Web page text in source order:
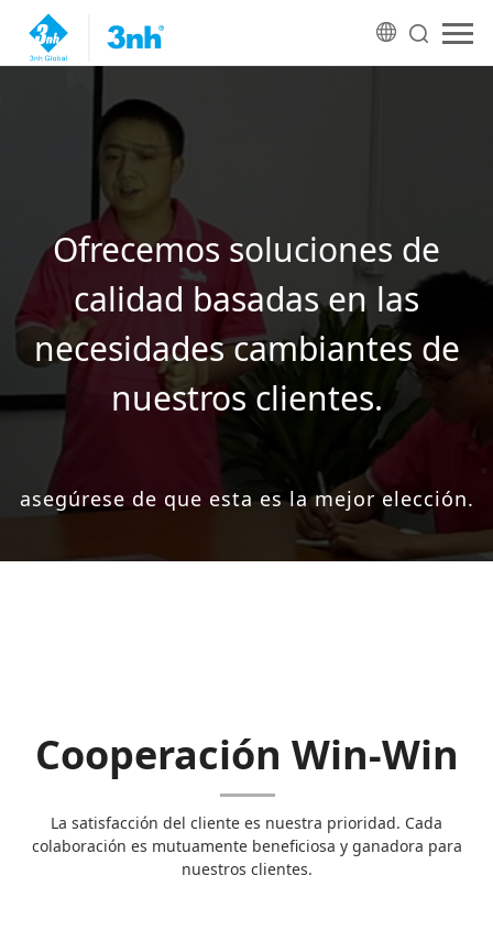
Ofrecemos soluciones de
calidad basadas en las
necesidades cambiantes de
nuestros clientes.
asegúrese de que esta es la mejor elección.
Cooperación Win-Win
La satisfacción del cliente es nuestra prioridad. Cada
colaboración es mutuamente beneficiosa y ganadora para
nuestros clientes.